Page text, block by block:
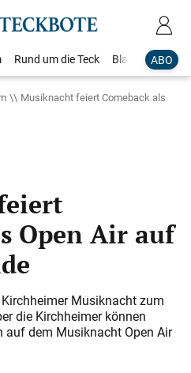
ABO
Rund um die Teck Blaulicht
Musiknacht feiert Comeback als
Open Air auf
Musiknacht zum
die Kirchheimer können
auf dem Musiknacht Open Air